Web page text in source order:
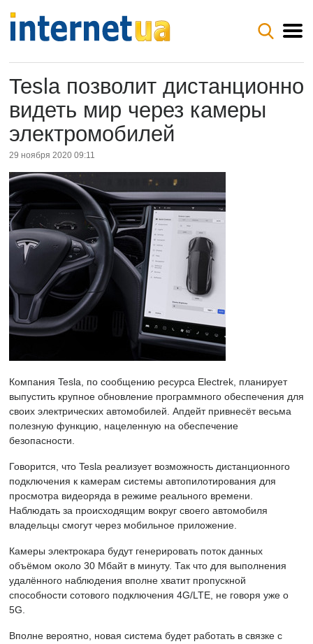
Tesla позволит дистанционно
видеть мир через камеры
электромобилей
29 ноября 2020 09:11
Компания Tesla, по сообщению ресурса Electrek, планирует
выпустить крупное обновление программного обеспечения для
своих электрических автомобилей. Апдейт привнесёт весьма
полезную функцию, нацеленную на обеспечение
безопасности.
Говорится, что Tesla реализует возможность дистанционного
подключения к камерам системы автопилотирования для
просмотра видеоряда в режиме реального времени.
Наблюдать за происходящим вокруг своего автомобиля
владельцы смогут через мобильное приложение.
Камеры электрокара будут генерировать поток данных
объёмом около 30 Мбайт в минуту. Так что для выполнения
удалённого наблюдения вполне хватит пропускной
способности сотового подключения 4G/LTE, не говоря уже о
5G.
Вполне вероятно, новая система будет работать в связке с